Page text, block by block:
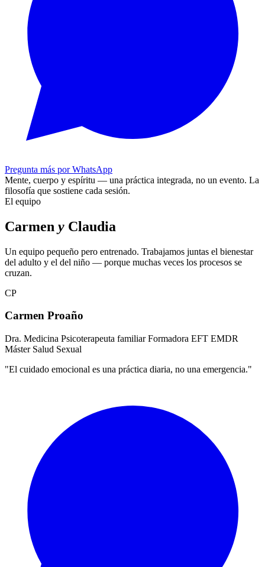
Pregunta más por WhatsApp
Mente, cuerpo y espíritu — una práctica integrada, no un evento. La
filosofía que sostiene cada sesión.
El equipo
Carmen y Claudia
Un equipo pequeño pero entrenado. Trabajamos juntas el bienestar
del adulto y el del niño — porque muchas veces los procesos se
cruzan.
CP
Carmen Proaño
Dra. Medicina Psicoterapeuta familiar Formadora EFT EMDR
Máster Salud Sexual
"El cuidado emocional es una práctica diaria, no una emergencia."